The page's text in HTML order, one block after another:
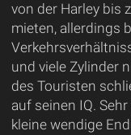
von der Harley bis
mieten, allerdings
und viele Zylinder
des Touristen
auf seinen IQ.
kleine wendige